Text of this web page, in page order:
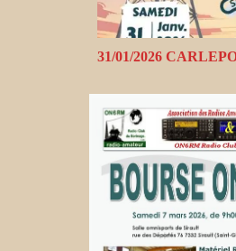
31/01/2026